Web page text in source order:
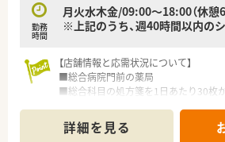
勤務
時間
月火水木金/09:00～18:00（休憩
※上記のうち、週40時間以内の
【店舗情報と応需状況について】
■総合病院門前の薬局
■総合科目の処方箋を1日あたり30枚
■薬剤師は1名から2名体制で事務員2
によっては1人薬剤師での対応も発生
詳細を見る